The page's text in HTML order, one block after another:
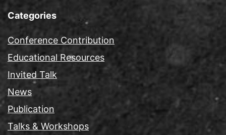
Categories
Conference Contribution
Educational Resources
Invited Talk
News
Publication
Talks & Workshops